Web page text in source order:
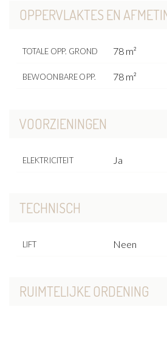
OPPERVLAKTES EN
TOTALE OPP. GROND 78 m²
BEWOONBARE OPP. 78 m²
VOORZIENINGEN
ELEKTRICITEIT Ja
TECHNISCH
LIFT Neen
RUIMTELIJKE ORDENING